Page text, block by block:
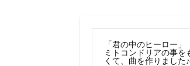
「君の中のヒーロー」
ミトコンドリアの事を
くて、曲を作りました♪